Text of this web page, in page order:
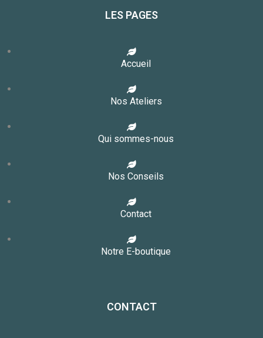
LES PAGES
Accueil
Nos Ateliers
Qui sommes-nous
Nos Conseils
Contact
Notre E-boutique
CONTACT